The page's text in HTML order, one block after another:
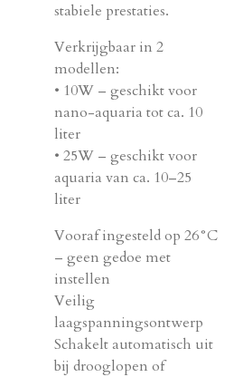
stabiele prestaties.
Verkrijgbaar in 2
modellen:
• 10W – geschikt voor
nano-aquaria tot ca. 10
liter
• 25W – geschikt voor
aquaria van ca. 10–25
liter
Vooraf ingesteld op 26°C
– geen gedoe met
instellen
Veilig
laagspanningsontwerp
Schakelt automatisch uit
bij drooglopen of